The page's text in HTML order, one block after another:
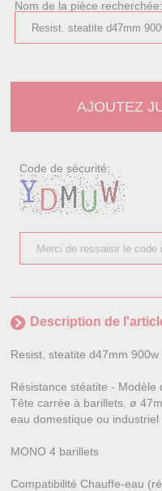
Nom de la pièce recherchée:
AJOUTEZ
Code de sécurité:
Description de
Resist. steatite d47mm
Résistance stéatite - Modèle
Tête carrée à barillets, ø
eau domestique ou industriel
MONO 4 barillets
Compatibilité Chauffe-eau